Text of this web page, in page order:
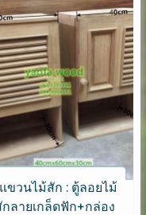
ขวนไม้สัก : ตู้ลอยไม้
กลายเกล็ดฟัก+กล่อง